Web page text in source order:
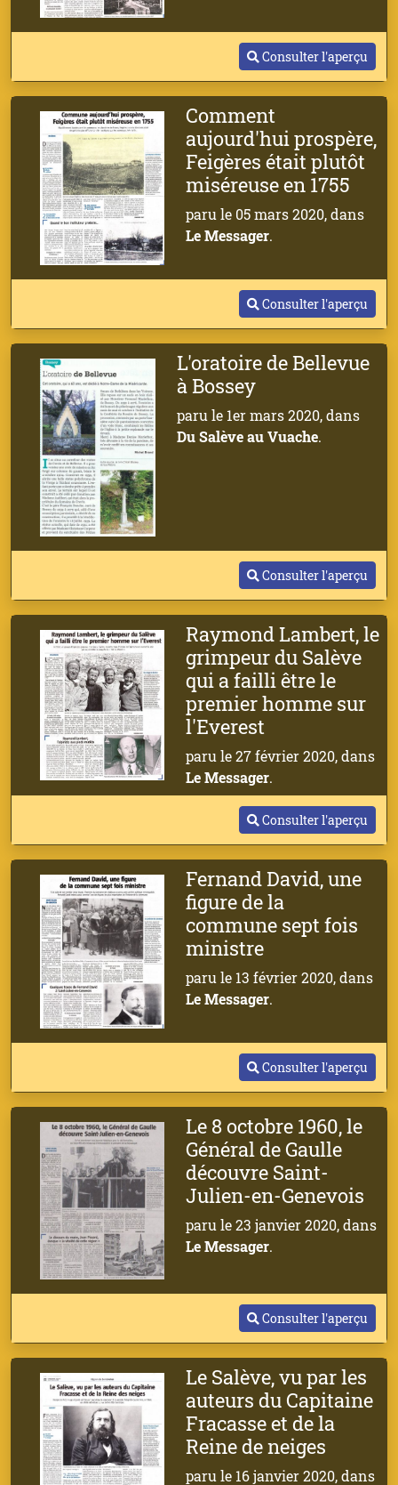
Consulter l'aperçu
Comment
aujourd'hui prospère,
Feigères était plutôt
miséreuse en 1755
paru le 05 mars 2020, dans
Le Messager.
Consulter l'aperçu
L'oratoire de Bellevue
à Bossey
paru le 1er mars 2020, dans
Du Salève au Vuache.
Consulter l'aperçu
Raymond Lambert, le
grimpeur du Salève
qui a failli être le
premier homme sur
l'Everest
paru le 27 février 2020, dans
Le Messager.
Consulter l'aperçu
Fernand David, une
figure de la
commune sept fois
ministre
paru le 13 février 2020, dans
Le Messager.
Consulter l'aperçu
Le 8 octobre 1960, le
Général de Gaulle
découvre Saint-
Julien-en-Genevois
paru le 23 janvier 2020, dans
Le Messager.
Consulter l'aperçu
Le Salève, vu par les
auteurs du Capitaine
Fracasse et de la
Reine de neiges
paru le 16 janvier 2020, dans